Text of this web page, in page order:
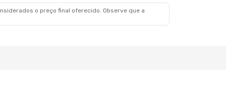
o preço final oferecido. Observe que a